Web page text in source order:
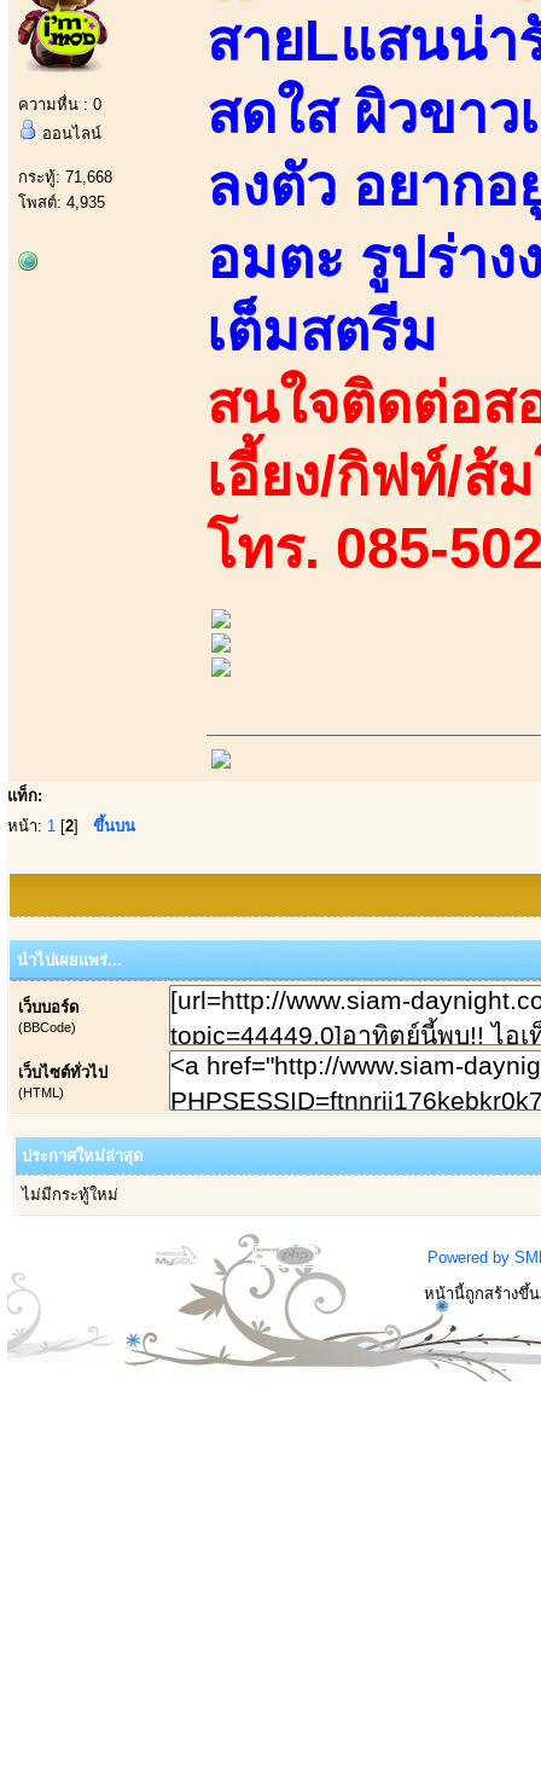
ความหื่น : 0
ออนไลน์
กระทู้: 71,668
โพสต์: 4,935
สายLแสนน่า
สดใส ผิวขาว
ลงตัว อยากอ
อมตะ รูปร่า
เต็มสตรีม
สนใจติดต่อส
เอี้ยง/กิฟท์/ส้
โทร. 085-
แท็ก:
หน้า: 1 [2] ขึ้นบน
นำไปเผยแพร่...
เว็บบอร์ด
(BBCode)
เว็บไซต์ทั่วไป
(HTML)
ประกาศใหม่ล่าสุด
ไม่มีกระทู้ใหม่
Powered by
หน้านี้ถูกสร้างขึ้น